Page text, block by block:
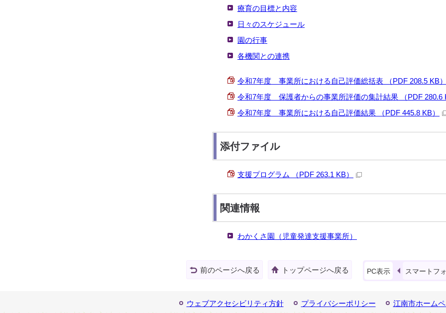
療育の目標と内容
日々のスケジュール
園の行事
各機関との連携
令和7年度 事業所における自己評価総括表 （PDF 208.5 KB
令和7年度 保護者からの事業所評価の集計結果 （PDF 280.6
令和7年度 事業所における自己評価結果 （PDF 445.8 KB）
添付ファイル
支援プログラム （PDF 263.1 KB）
関連情報
わかくさ園（児童発達支援事業所）
前のページへ戻る トップページへ戻る PC表示 スマートフ
ウェブアクセシビリティ方針 プライバシーポリシー 江南市ホーム